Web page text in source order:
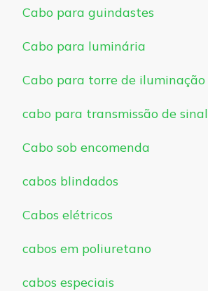
Cabo para guindastes
Cabo para luminária
Cabo para torre de iluminação
cabo para transmissão de sinal
Cabo sob encomenda
cabos blindados
Cabos elétricos
cabos em poliuretano
cabos especiais